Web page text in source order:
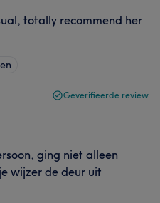
totally recommend her
Geverifieerde review
ging niet alleen
wijzer de deur uit